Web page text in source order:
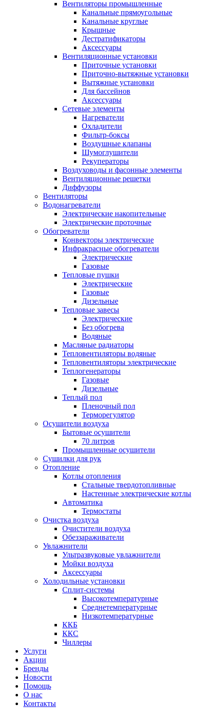
Вентиляторы промышленные
Канальные прямоугольные
Канальные круглые
Крышные
Дестратификаторы
Аксессуары
Вентиляционные установки
Приточные установки
Приточно-вытяжные установки
Вытяжные установки
Для бассейнов
Аксессуары
Сетевые элементы
Нагреватели
Охладители
Фильтр-боксы
Воздушные клапаны
Шумоглушители
Рекуператоры
Воздуховоды и фасонные элементы
Вентиляционные решетки
Диффузоры
Вентиляторы
Водонагреватели
Электрические накопительные
Электрические проточные
Обогреватели
Конвекторы электрические
Инфракрасные обогреватели
Электрические
Газовые
Тепловые пушки
Электрические
Газовые
Дизельные
Тепловые завесы
Электрические
Без обогрева
Водяные
Масляные радиаторы
Тепловентиляторы водяные
Тепловентиляторы электрические
Теплогенераторы
Газовые
Дизельные
Теплый пол
Пленочный пол
Терморегулятор
Осушители воздуха
Бытовые осушители
70 литров
Промышленные осушители
Сушилки для рук
Отопление
Котлы отопления
Стальные твердотопливные
Настенные электрические котлы
Автоматика
Термостаты
Очистка воздуха
Очистители воздуха
Обеззараживатели
Увлажнители
Ультразвуковые увлажнители
Мойки воздуха
Аксессуары
Холодильные установки
Сплит-системы
Высокотемпературные
Среднетемпературные
Низкотемпературные
ККБ
ККС
Чиллеры
Услуги
Акции
Бренды
Новости
Помощь
О нас
Контакты